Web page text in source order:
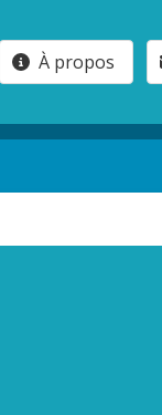
À propos